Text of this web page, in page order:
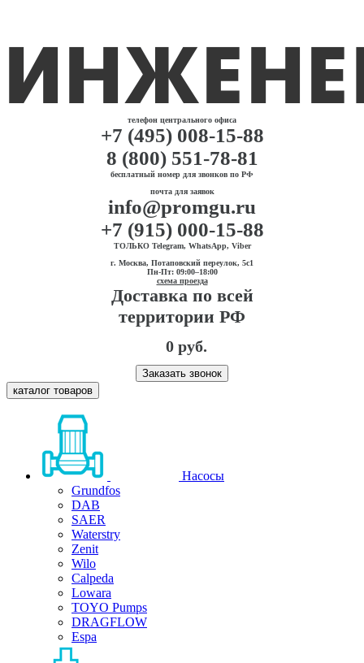
телефон центрального офиса
+7 (495) 008-15-88
8 (800) 551-78-81
бесплатный номер для звонков по РФ
почта для заявок
info@promgu.ru
+7 (915) 000-15-88
ТОЛЬКО Telegram, WhatsApp, Viber
г. Москва, Потаповский переулок, 5с1
Пн-Пт: 09:00–18:00
схема проезда
Доставка по всей
территории РФ
0 руб.
Заказать звонок
каталог товаров
Насосы
Grundfos
DAB
SAER
Waterstry
Zenit
Wilo
Calpeda
Lowara
TOYO Pumps
DRAGFLOW
Espa